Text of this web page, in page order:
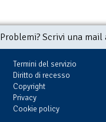
Problemi? Scrivi una
Termini del servizio
Diritto di recesso
Copyright
Privacy
Cookie policy